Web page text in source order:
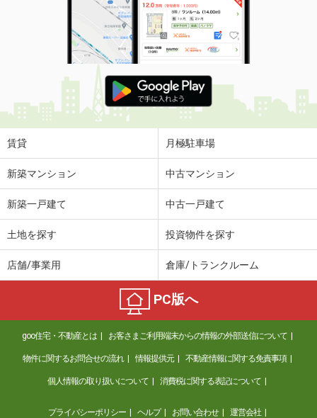
賃貸 月極駐車場
新築マンション 中古マンション
新築一戸建て 中古一戸建て
土地を探す 投資物件を探す
店舗/事業用 倉庫/トランクルーム
PC版へ
goo住宅・不動産とは お客さまご利用端末からの情報の外部送信について
物件に関するお問合せの流れ 情報提供元 不動産情報に関する免責事項
個人情報の取り扱いについて 消費税に関する表記について
プライバシーポリシー ヘルプ お問い合わせ 運営会社